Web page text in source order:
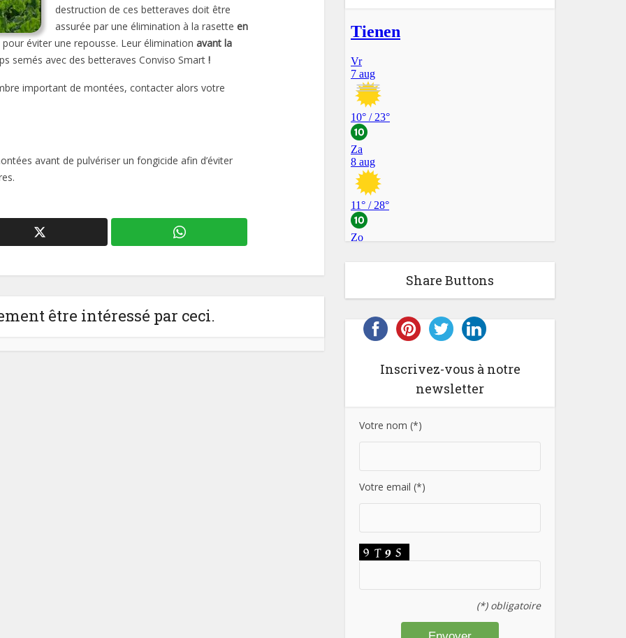
destruction de ces betteraves doit être
assurée par une élimination à la rasette en
éviter une repousse. Leur élimination avant la
semés avec des betteraves Conviso Smart !
important de montées, contacter alors votre
avant de pulvériser un fongicide afin d’éviter
être intéressé par ceci.
Share Buttons
Inscrivez-vous à notre
newsletter
Votre nom (*)
Votre email (*)
(*) obligatoire